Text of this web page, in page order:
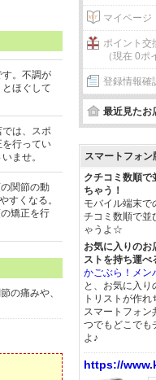
。不調が
ほぐして
は、スポ
行ってい
ませ。
関節の動
すくなる。
矯正を行
の痛みや、
マイページ
ポイント交
（現在 0ポ
登録情報確
最近見たお
スマートフォン
クチコミ数順で
ちゃう！
モバイル端末で
チコミ数順で並
ゃうよ☆
お気に入りのお
ストを持ち運べ
かごぶら！メン
と、お気に入り
トリストが作れ
スマートフォン
つでもどこでも
よ♪
https://